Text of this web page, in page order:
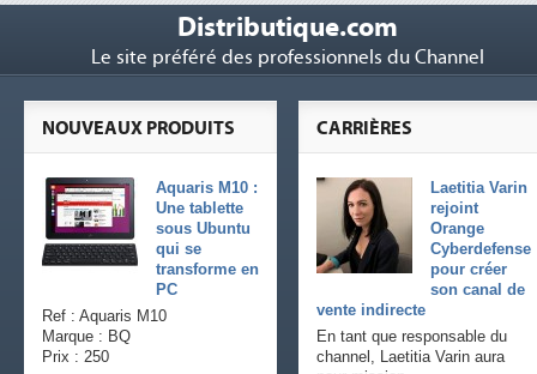
Distributique.com
Le site préféré des professionnels du Channel
CARRIÈRES
Laetitia Varin
rejoint
Orange
Cyberdefense
pour créer
son canal de
vente indirecte
En tant que responsable du
channel, Laetitia Varin aura
NOUVEAUX PRODUITS
Aquaris M10 :
Une tablette
sous Ubuntu
qui se
transforme en
PC
Ref : Aquaris M10
Marque : BQ
Prix : 250